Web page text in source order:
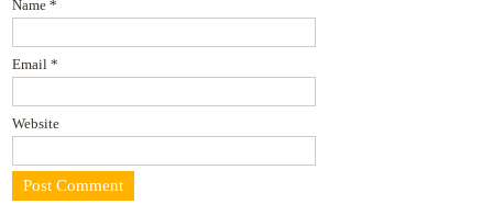
Name*
Email*
Website